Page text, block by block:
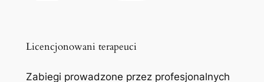
Licencjonowani terapeuci
Zabiegi prowadzone przez profesjonalnych